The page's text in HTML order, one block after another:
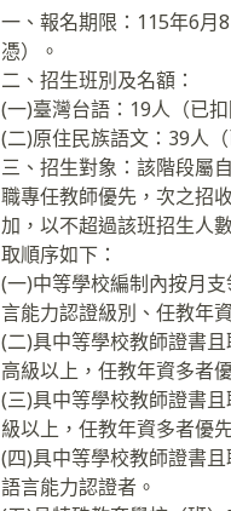
一、報名期限：115年6月
憑）。
二、招生班別及名額：
(一)臺灣台語：19人（已
(二)原住民族語文：39人
三、招生對象：該階段屬
職專任教師優先，次之招
加，以不超過該班招生人
取順序如下：
(一)中等學校編制內按月
言能力認證級別、任教年
(二)具中等學校教師證書
高級以上，任教年資多者
(三)具中等學校教師證書
級以上，任教年資多者優
(四)具中等學校教師證書
語言能力認證者。